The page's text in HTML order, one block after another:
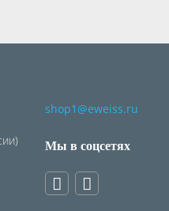
Кафель
shop1@eweiss.ru
Мы в соцсетях